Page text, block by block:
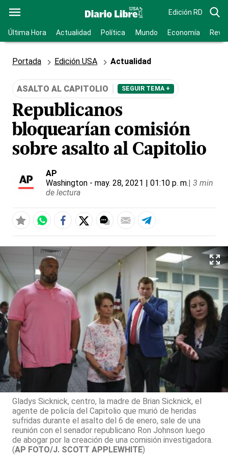
Edición RD
Última Hora Actualidad Política Mundo Economía
Portada Edición USA Actualidad
ASALTO AL CAPITOLIO SEGUIR TEMA +
Republicanos
bloquearían comisión
sobre asalto al Capitolio
AP
Washington - may. 28, 2021 | 01:10 p. m.| 3 min
de lectura
Gladys Sicknick, centro, la madre de Brian Sicknick, el
agente de policía del Capitolio que murió de heridas
sufridas durante el asalto del 6 de enero, sale de una
reunión con el senador republicano Ron Johnson luego
de abogar por la creación de una comisión investigadora.
(AP FOTO/J. SCOTT APPLEWHITE)